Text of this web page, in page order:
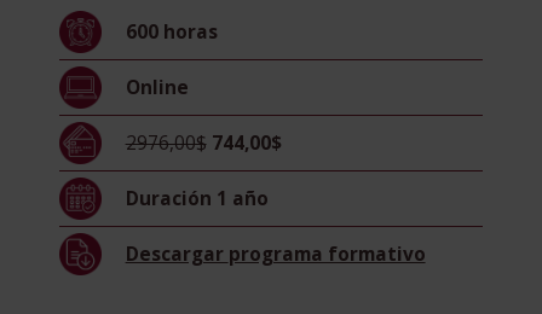
Internacional
Gestión
Titulación
600 horas
Online
2976,00$ 744,00$
Duración 1 año
Descargar programa formativo